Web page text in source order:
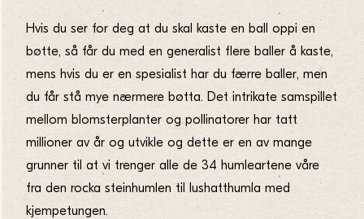
Hvis du ser for deg at du skal kaste en ball oppi en
bøtte, så får du med en generalist flere baller å kaste,
mens hvis du er en spesialist har du færre baller, men
du får stå mye nærmere bøtta. Det intrikate samspillet
mellom blomsterplanter og pollinatorer har tatt
millioner av år og utvikle og dette er en av mange
grunner til at vi trenger alle de 34 humleartene våre
fra den rocka steinhumlen til lushatthumla med
kjempetungen.